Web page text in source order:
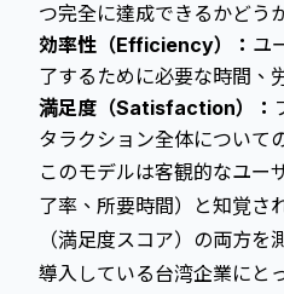
つ完全に達成できるかどう
効率性（Efficiency）： ユ
了するために必要な時間、
満足度（Satisfaction）：
タラクション全体について
このモデルは客観的なユー
了率、所要時間）と知覚さ
（満足度スコア）の両方
導入している台湾企業にと